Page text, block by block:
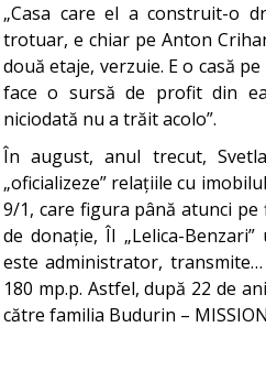
„Casa care el a construit-o
trotuar, e chiar pe Anton
două etaje, verzuie. E o casă
face o sursă de profit din
niciodată nu a trăit acolo”.
În august, anul trecut,
„oficializeze” relațiile cu
9/1, care figura până atunci
de donație, ÎI „Lelica-
este administrator,
180 mp.p. Astfel, după 22 de
către familia Budurin –